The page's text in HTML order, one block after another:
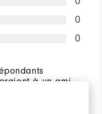
0
0
à un ami